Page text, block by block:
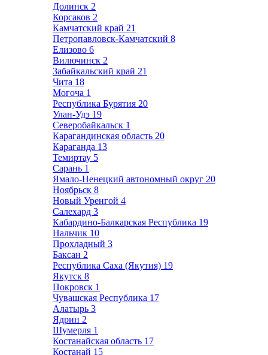
Долинск 2
Корсаков 2
Камчатский край 21
Петропавловск-Камчатский 8
Елизово 6
Вилючинск 2
Забайкальский край 21
Чита 18
Могоча 1
Республика Бурятия 20
Улан-Удэ 19
Северобайкальск 1
Карагандинская область 20
Караганда 13
Темиртау 5
Сарань 1
Ямало-Ненецкий автономный округ 20
Ноябрьск 8
Новый Уренгой 4
Салехард 3
Кабардино-Балкарская Республика 19
Нальчик 10
Прохладный 3
Баксан 2
Республика Саха (Якутия) 19
Якутск 8
Покровск 1
Чувашская Республика 17
Алатырь 3
Ядрин 2
Шумерля 1
Костанайская область 17
Костанай 15